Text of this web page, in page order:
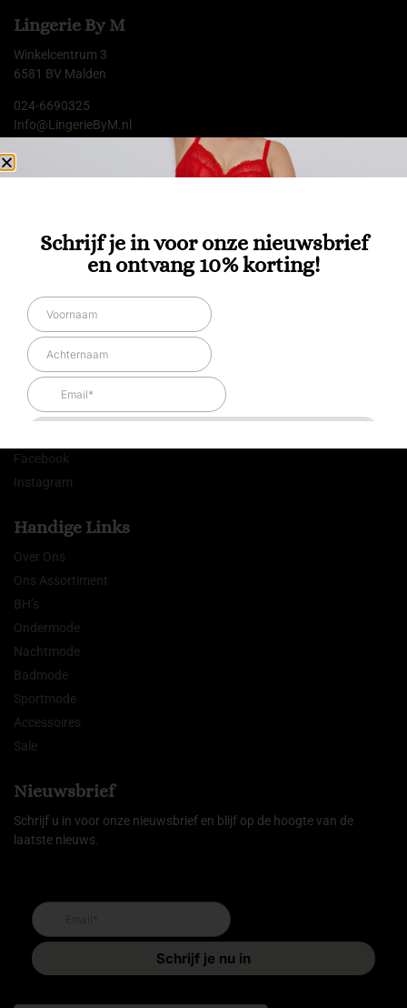
Lingerie By M
Winkelcentrum 3
6581 BV Malden
024-6690325
Info@LingerieByM.nl
Klantenservice
Contact opnemen
Voorwaarden & Condities
Herroepingsrecht
Klachten
Onze Socials
Facebook
Instagram
Handige Links
Over Ons
Ons Assortiment
BH’s
Ondermode
Nachtmode
Badmode
Sportmode
Accessoires
Sale
Nieuwsbrief
Schrijf u in voor onze nieuwsbrief en blijf op de hoogte van de
laatste nieuws.
Schrijf je in voor onze nieuwsbrief
en ontvang 10% korting!